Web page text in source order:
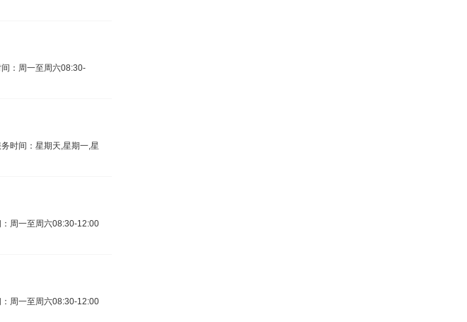
：周一至周六08:30-
时间：星期天,星期一,星
周一至周六08:30-12:00
周一至周六08:30-12:00